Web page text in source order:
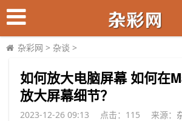
杂彩网 > 杂谈 >
如何放大电脑屏幕 如何在
放大屏幕细节？
2023-12-26 09:13 点击： 115 来源：